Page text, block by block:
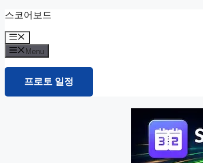
Skip
content
스코어보드
Menu
Menu
프로토 일정